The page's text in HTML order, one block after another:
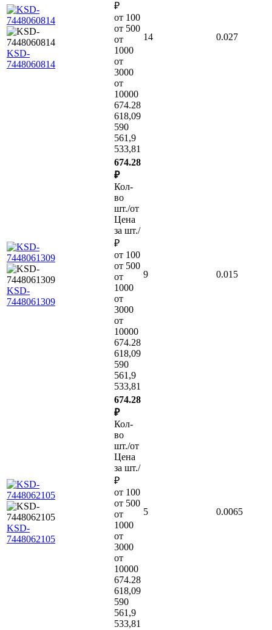
KSD-
7448060814
₽
от 100
от 500
от
1000
от
3000
от
10000
674.28
618,09
590
561,9
533,81
14 0.027
KSD-
7448061309
674.28
₽
Кол-
во
шт./от
Цена
за шт./
₽
от 100
от 500
от
1000
от
3000
от
10000
674.28
618,09
590
561,9
533,81
9 0.015
KSD-
7448062105
674.28
₽
Кол-
во
шт./от
Цена
за шт./
₽
от 100
от 500
от
1000
от
3000
от
10000
674.28
618,09
590
561,9
533,81
5 0.0065